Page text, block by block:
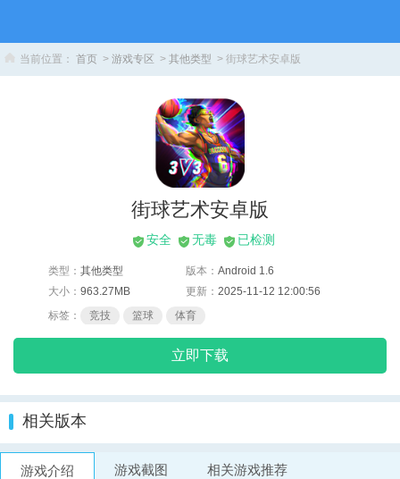
当前位置： 首页 > 游戏专区 > 其他类型 > 街球艺术安卓版
街球艺术安卓版
安全 无毒 已检测
立即下载
类型： 其他类型 版本： Android 1.6
大小： 963.27MB 更新： 2025-11-12 12:00:56
标签：
竞技 篮球 体育
相关版本
游戏介绍 游戏截图 相关游戏推荐